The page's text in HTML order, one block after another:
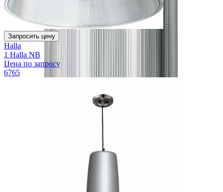
Запросить цену
Halla
1 Halla NB
Цена по запросу
6765